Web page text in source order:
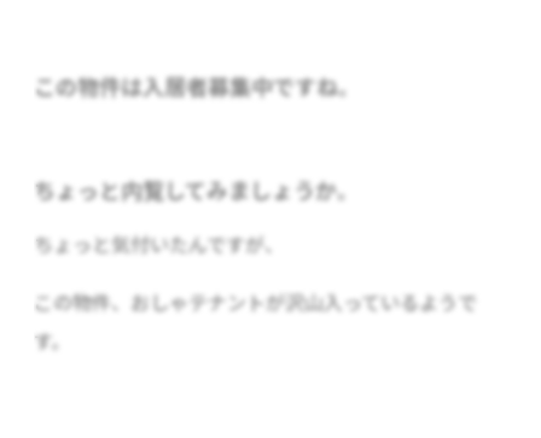
この物件は入居者募集中ですね。
ちょっと内覧してみましょうか。
ちょっと気付いたんですが、
この物件、おしゃテナントが沢山入っているようで
す。